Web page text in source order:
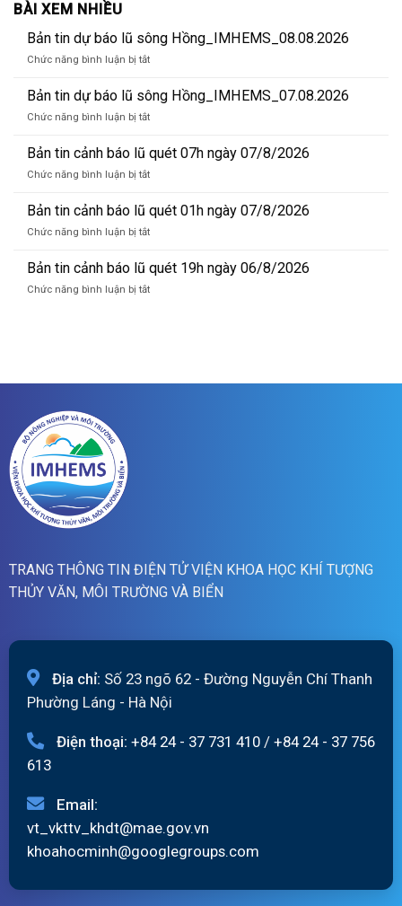
BÀI XEM NHIỀU
Bản tin dự báo lũ sông Hồng_IMHEMS_08.08.2026
Chức năng bình luận bị tắtở
tin
báo
sông
Hồng_IMHEMS_08.08.2026
Bản tin dự báo lũ sông Hồng_IMHEMS_07.08.2026
Chức năng bình luận bị tắtở
tin
báo
sông
Hồng_IMHEMS_07.08.2026
Bản tin cảnh báo lũ quét 07h ngày 07/8/2026
Chức năng bình luận bị tắtở
tin
báo
quét
07h
Bản tin cảnh báo lũ quét 01h ngày 07/8/2026
Chức năng bình luận bị tắtở
tin
báo
Bản tin cảnh báo lũ quét 19h ngày 06/8/2026
Chức năng bình luận bị tắtở
quét
TRANG THÔNG TIN ĐIỆN TỬ VIỆN KHOA HỌC KHÍ TƯỢNG
THỦY VĂN, MÔI TRƯỜNG VÀ BIỂN
Địa chỉ: Số 23 ngõ 62 - Đường Nguyễn Chí Thanh
Phường Láng - Hà Nội
Điện thoại: +84 24 - 37 731 410 / +84 24 - 37 756
613
Email:
vt_vkttv_khdt@mae.gov.vn
khoahocminh@googlegroups.com